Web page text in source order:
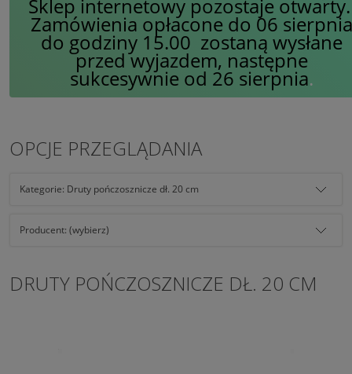
Sklep internetowy pozostaje
Zamówienia opłacone do 06 sierpnia
do godziny 15.00 zostaną wysłane
przed wyjazdem, następne
sukcesywnie od 26 sierpnia.
OPCJE PRZEGLĄDANIA
Kategorie: Druty pończosznicze dł. 20 cm
Producent: (wybierz)
DRUTY POŃCZOSZNICZE DŁ. 20 CM